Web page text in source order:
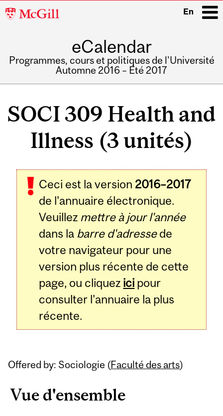
McGill
En
eCalendar
Programmes, cours et politiques de l'Université
Automne 2016 – Été 2017
SOCI 309 Health and
Illness (3 unités)
Ceci est la version 2016–2017
de l'annuaire électronique.
Veuillez mettre à jour l'année
dans la barre d'adressede
votre navigateur pour une
version plus récente de cette
page, ou cliquez ici pour
consulter l'annuaire la plus
récente.
Offered by: Sociologie (Faculté des arts)
Vue d'ensemble